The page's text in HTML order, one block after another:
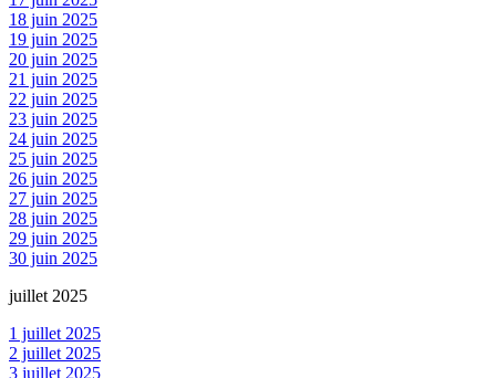
18 juin 2025
19 juin 2025
20 juin 2025
21 juin 2025
22 juin 2025
23 juin 2025
24 juin 2025
25 juin 2025
26 juin 2025
27 juin 2025
28 juin 2025
29 juin 2025
30 juin 2025
juillet 2025
1 juillet 2025
2 juillet 2025
3 juillet 2025